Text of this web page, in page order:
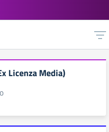
Licenza Media)